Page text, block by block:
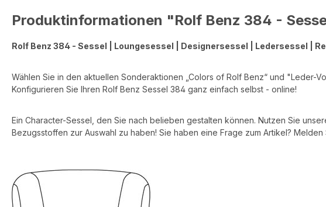
Produktinformationen "Rolf Benz 384 -
Rolf Benz 384 - Sessel | Loungesessel | Designersessel | Ledersessel |
Wählen Sie in den aktuellen Sonderaktionen „Colors of Rolf Benz“ und "Leder-
Konfigurieren Sie Ihren Rolf Benz Sessel 384 ganz einfach selbst - online!
Ein Character-Sessel, den Sie nach belieben gestalten können. Nutzen Sie
Bezugsstoffen zur Auswahl zu haben! Sie haben eine Frage zum Artikel?